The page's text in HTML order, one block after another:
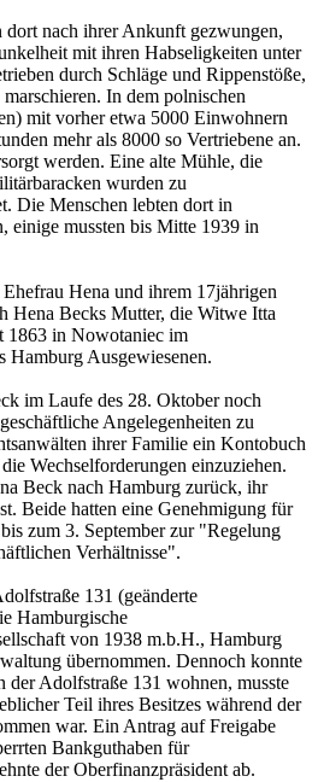
nach ihrer Ankunft gezwungen,
mit ihren Habseligkeiten unter
durch Schläge und Rippenstöße,
In dem polnischen
mit vorher etwa 5000 Einwohnern
mehr als 8000 so Vertriebene an.
werden. Eine alte Mühle, die
wurden zu
Die Menschen lebten dort in
einige mussten bis Mitte 1939 in
Hena und ihrem 17jährigen
Hena Becks Mutter, die Witwe Itta
1863 in Nowotaniec im
Hamburg Ausgewiesenen.
im Laufe des 28. Oktober noch
Angelegenheiten zu
ihrer Familie ein Kontobuch
Wechselforderungen einzuziehen.
Beck nach Hamburg zurück, ihr
Beide hatten eine Genehmigung für
zum 3. September zur "Regelung
Verhältnisse".
131 (geänderte
Hamburgische
von 1938 m.b.H., Hamburg
übernommen. Dennoch konnte
der Adolfstraße 131 wohnen, musste
Teil ihres Besitzes während der
war. Ein Antrag auf Freigabe
Bankguthaben für
der Oberfinanzpräsident ab.